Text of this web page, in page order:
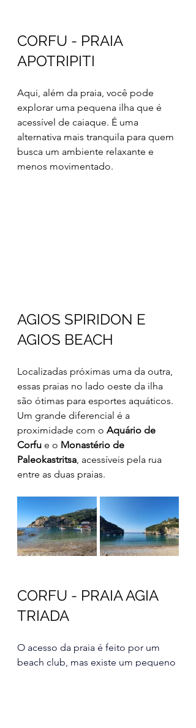
CORFU - PRAIA
APOTRIPITI
Aqui, além da praia, você pode
explorar uma pequena ilha que é
acessível de caiaque. É uma
alternativa mais tranquila para quem
busca um ambiente relaxante e
menos movimentado.
AGIOS SPIRIDON E
AGIOS BEACH
Localizadas próximas uma da outra,
essas praias no lado oeste da ilha
são ótimas para esportes aquáticos.
Um grande diferencial é a
proximidade com o Aquário de
Corfu e o Monastério de
Paleokastritsa , acessíveis pela rua
entre as duas praias.
CORFU - PRAIA AGIA
TRIADA
O acesso da praia é feito por um
beach club, mas existe um pequeno